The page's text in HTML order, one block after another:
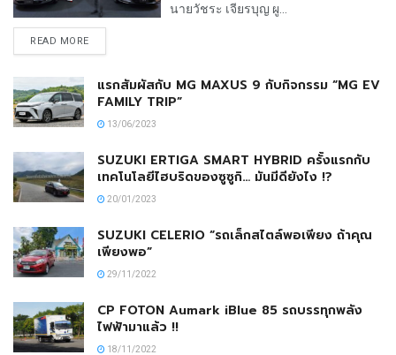
นายวัชระ เจียรบุญ ผู...
READ MORE
แรกสัมผัสกับ MG MAXUS 9 กับกิจกรรม “MG EV
FAMILY TRIP”
13/06/2023
SUZUKI ERTIGA SMART HYBRID ครั้งแรกกับ
เทคโนโลยีไฮบริดของซูซูกิ… มันมีดียังไง !?
20/01/2023
SUZUKI CELERIO “รถเล็กสไตล์พอเพียง ถ้าคุณ
เพียงพอ”
29/11/2022
CP FOTON Aumark iBlue 85 รถบรรทุกพลัง
ไฟฟ้ามาแล้ว !!
18/11/2022